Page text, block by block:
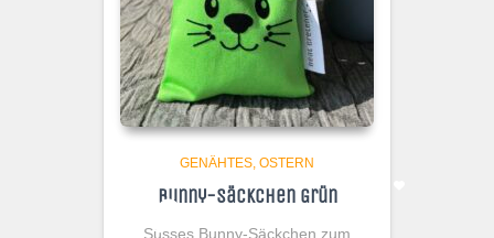
GENÄHTES OSTERN
Bunny-Säckchen Grün
Süsses Bunny-Säckchen zum